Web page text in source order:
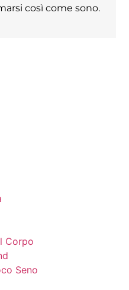
così come sono.
Corpo
Seno